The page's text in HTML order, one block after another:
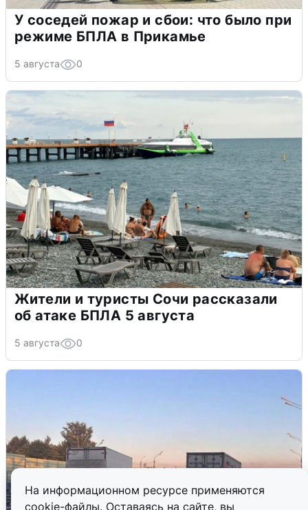
На информационном ресурсе применяются
cookie-файлы. Оставаясь на сайте, вы
У соседей пожар и сбои: что было при
режиме БПЛА в Прикамье
5 августа 0
Жители и туристы Сочи рассказали
об атаке БПЛА 5 августа
5 августа 0